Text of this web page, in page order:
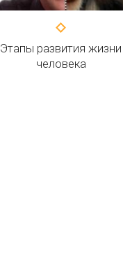
Этапы развития жизни
человека